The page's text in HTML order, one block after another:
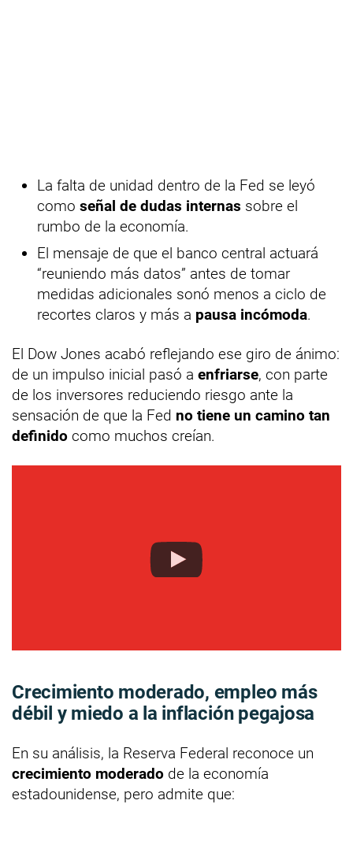
La falta de unidad dentro de la Fed se leyó
como señal de dudas internas sobre el
rumbo de la economía.
El mensaje de que el banco central actuará
“reuniendo más datos” antes de tomar
medidas adicionales sonó menos a ciclo de
recortes claros y más a pausa incómoda.
El Dow Jones acabó reflejando ese giro de ánimo:
de un impulso inicial pasó a enfriarse, con parte
de los inversores reduciendo riesgo ante la
sensación de que la Fed no tiene un camino tan
definido como muchos creían.
Crecimiento moderado, empleo más
débil y miedo a la inflación pegajosa
En su análisis, la Reserva Federal reconoce un
crecimiento moderado de la economía
estadounidense, pero admite que: